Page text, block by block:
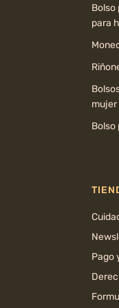
Bolso
para
mujer
Bolso
Pago